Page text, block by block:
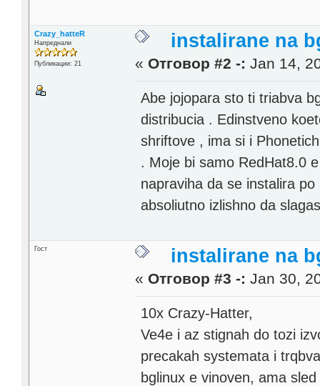
Crazy_hatteR
Напреднали
Публикации: 21
instalirane na
« Отговор #2 -: Jan 14,
Abe jojopara sto ti triabva
distribucia . Edinstveno
shriftove , ima si i
. Moje bi samo RedHat8.0
napraviha da se instalira
absoliutno izlishno da
Гост instalirane na
« Отговор #3 -: Jan 30,
10x Crazy-Hatter,
Ve4e i az stignah do tozi
precakah systemata i
bglinux e vinoven, ama